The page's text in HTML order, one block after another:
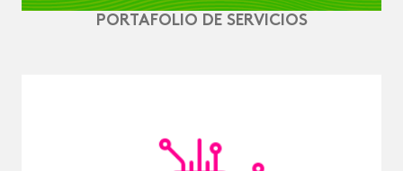
PORTAFOLIO DE SERVICIOS